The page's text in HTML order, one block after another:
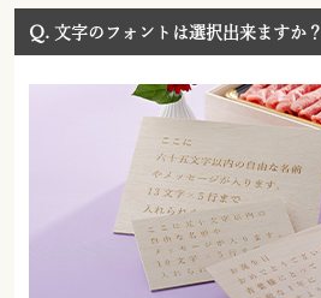
Q. 文字のフォントは選択出来ますか？